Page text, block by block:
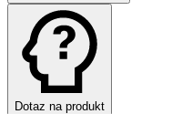
Dotaz na produkt